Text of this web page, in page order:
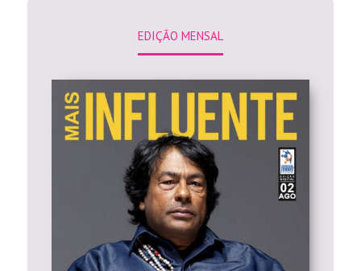
EDIÇÃO MENSAL